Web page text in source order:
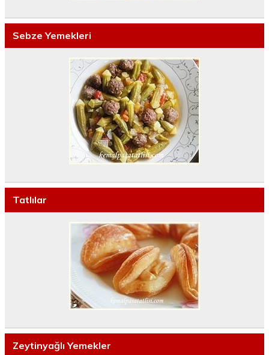
Sebze Yemekleri
Tatlılar
Zeytinyağlı Yemekler